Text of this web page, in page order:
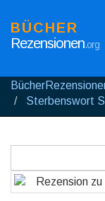
BÜCHER
Rezensionen.org
Sterbenswort